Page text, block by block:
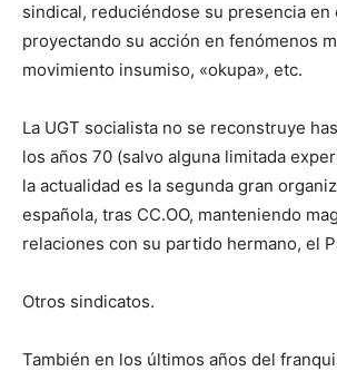
sindical, reduciéndose su presencia en
proyectando su acción en fenómenos
movimiento insumiso, «okupa», etc.
La UGT socialista no se reconstruye
los años 70 (salvo alguna limitada
la actualidad es la segunda gran
española, tras CC.OO, manteniendo
relaciones con su partido hermano, el
Otros sindicatos.
También en los últimos años del